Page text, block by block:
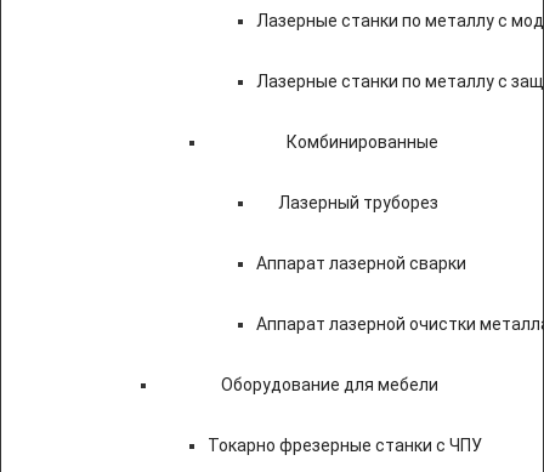
Лазерные станки по металлу с
Лазерные станки по металлу с
Комбинированные
Лазерный труборез
Аппарат лазерной сварки
Аппарат лазерной очистки
Оборудование для мебели
Токарно фрезерные станки с ЧПУ